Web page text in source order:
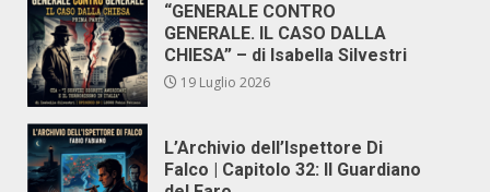
“GENERALE CONTRO
GENERALE. IL CASO DALLA
CHIESA” – di Isabella Silvestri
19 Luglio 2026
L’Archivio dell’Ispettore Di
Falco | Capitolo 32: Il Guardiano